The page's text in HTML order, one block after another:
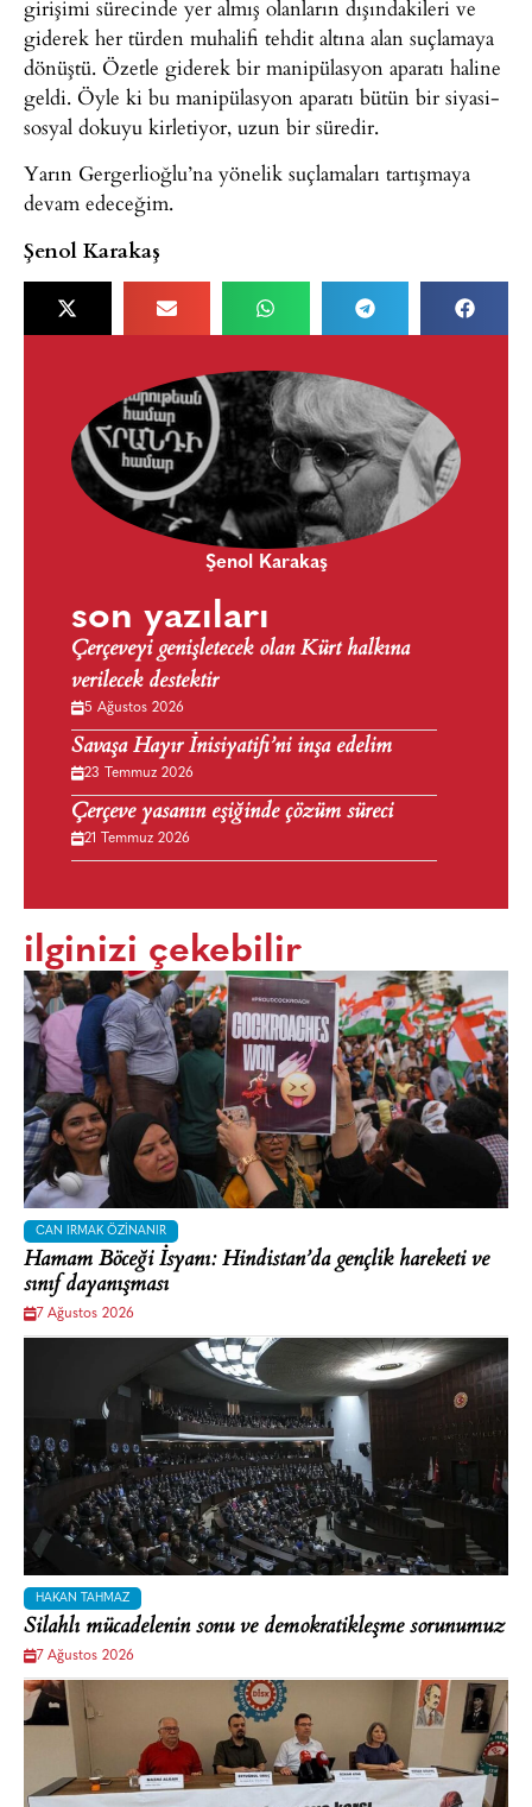
girişimi sürecinde yer almış olanların dışındakileri ve
giderek her türden muhalifi tehdit altına alan suçlamaya
dönüştü. Özetle giderek bir manipülasyon aparatı haline
geldi. Öyle ki bu manipülasyon aparatı bütün bir siyasi-
sosyal dokuyu kirletiyor, uzun bir süredir.
Yarın Gergerlioğlu’na yönelik suçlamaları tartışmaya
devam edeceğim.
Şenol Karakaş
Şenol Karakaş
son yazıları
Çerçeveyi genişletecek olan Kürt halkına
verilecek destektir
5 Ağustos 2026
Savaşa Hayır İnisiyatifi’ni inşa edelim
23 Temmuz 2026
Çerçeve yasanın eşiğinde çözüm süreci
21 Temmuz 2026
ilginizi çekebilir
CAN IRMAK ÖZINANIR
Hamam Böceği İsyanı: Hindistan’da gençlik hareketi ve
sınıf dayanışması
7 Ağustos 2026
HAKAN TAHMAZ
Silahlı mücadelenin sonu ve demokratikleşme sorunumuz
7 Ağustos 2026